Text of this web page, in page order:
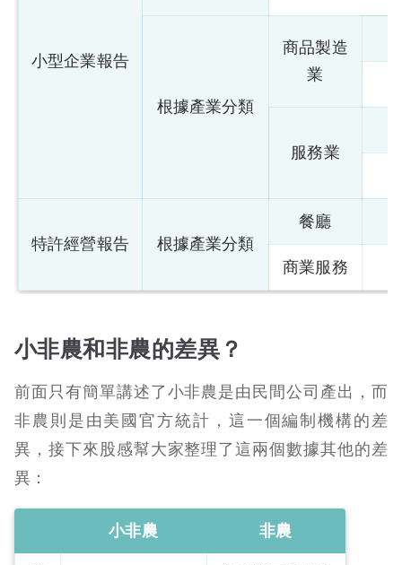
小型企業報告
根據產業分類
商品製造
業
服務業
特許經營報告 根據產業分類
餐廳
商業服務
小非農和非農的差異？
前面只有簡單講述了小非農是由民間公司產出，而
非農則是由美國官方統計，這一個編制機構的差
異，接下來股感幫大家整理了這兩個數據其他的差
異：
小非農 非農